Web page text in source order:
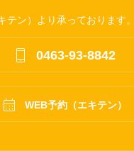
テン）より承っております。
 0463-93-8842
 WEB予約（エキテン）